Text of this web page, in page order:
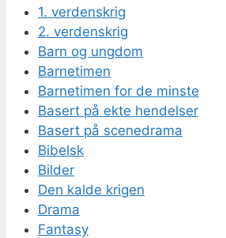
1. verdenskrig
2. verdenskrig
Barn og ungdom
Barnetimen
Barnetimen for de minste
Basert på ekte hendelser
Basert på scenedrama
Bibelsk
Bilder
Den kalde krigen
Drama
Fantasy